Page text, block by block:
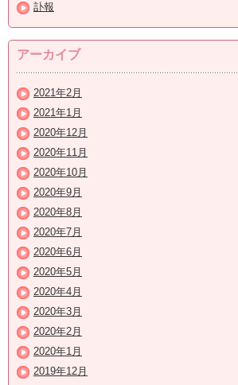
訃報
アーカイブ
2021年2月
2021年1月
2020年12月
2020年11月
2020年10月
2020年9月
2020年8月
2020年7月
2020年6月
2020年5月
2020年4月
2020年3月
2020年2月
2020年1月
2019年12月